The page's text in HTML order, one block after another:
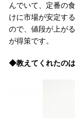
んでいて、定番の
けに市場が安定す
ので、値段が上が
が得策です。
◆教えてくれたの